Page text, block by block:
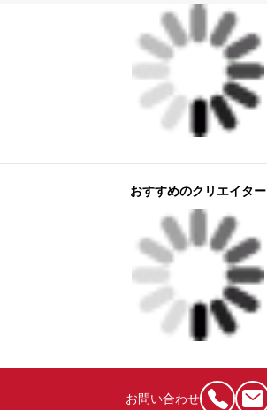
おすすめのクリエイター
お問い合わせ